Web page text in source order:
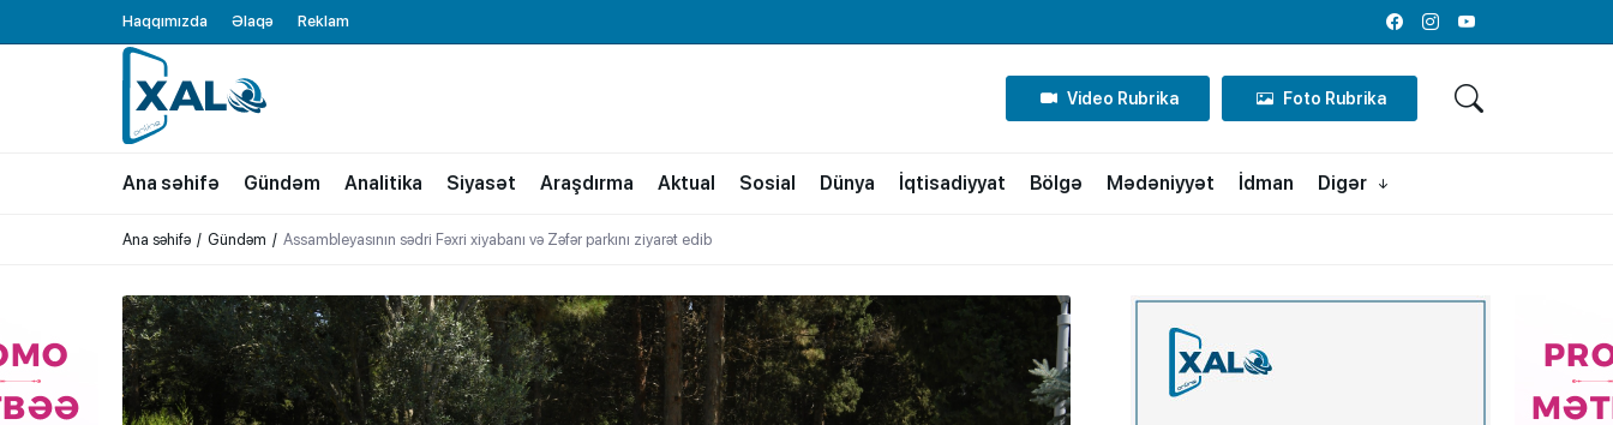
Haqqımızda Əlaqə Reklam
FacebookInstagramYoutube
XALQ.ONLINE
ONLAYN PLATFORMA
Video Rubrika Foto Rubrika
Ana səhifə Gündəm Analitika Siyasət Araşdırma Aktual Sosial Dünya İqtisadiyyat Bölgə Mədəniyyət İdman Digər
Ana səhifə Gündəm Assambleyasının sədri Fəxri xiyabanı və Zəfər parkını ziyarət edib